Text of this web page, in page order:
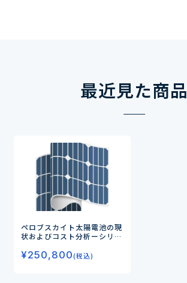
最近見た商品
ペロブスカイト太陽電池の現
状およびコスト分析ーシリコ
¥250,800(税込)